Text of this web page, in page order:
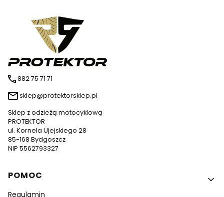
882 75 71 71
sklep@protektorsklep.pl
Sklep z odzieżą motocyklową
PROTEKTOR
ul. Kornela Ujejskiego 28
85-168 Bydgoszcz
NIP 5562793327
Linki w stopce
POMOC
Regulamin